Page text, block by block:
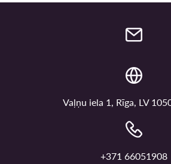
Vaļņu iela 1, Rīga, LV
+371 66051908